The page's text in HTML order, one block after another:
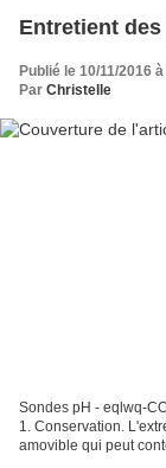
Entretient
Publié le 10/11/2016
Par Christelle
Sondes pH - eqlwq-
1. Conservation.
amovible qui peut